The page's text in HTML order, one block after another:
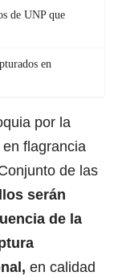
de UNP que
en
por la
flagrancia
de las
serán
de la
en calidad